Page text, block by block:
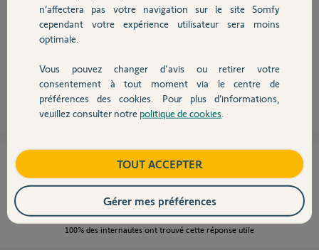
Devis avec un pro
Contact
Bonjour,
Voir ce kit:
Anonyme il y a plus de 9 ans
Cette réponse vous a-t-elle aidé ?
NON OUI
100% des internautes ont trouvé cette réponse utile
n’affectera pas votre navigation sur le site Somfy
cependant votre expérience utilisateur sera moins
optimale.
Vous pouvez changer d'avis ou retirer votre
consentement à tout moment via le centre de
préférences des cookies. Pour plus d’informations,
veuillez consulter notre politique de cookies
TOUT ACCEPTER
Gérer mes préférences